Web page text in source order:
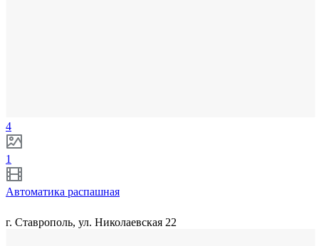
4
1
Автоматика распашная
г. Ставрополь, ул. Николаевская 22